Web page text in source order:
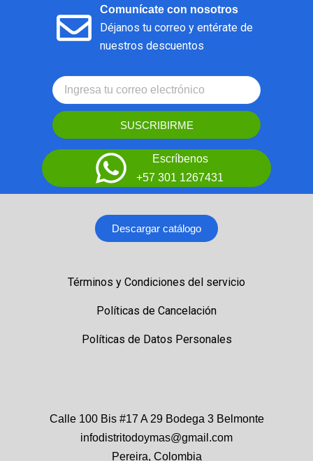
Comunícate con nosotros
Déjanos tu correo y entérate de
nuestros descuentos
SUSCRIBIRME
Escríbenos
+57 301 1267431
Descargar catálogo
Términos y Condiciones del servicio
Políticas de Cancelación
Políticas de Datos Personales
Calle 100 Bis #17 A 29 Bodega 3 Belmonte
infodistritodoymas@gmail.com
Pereira, Colombia